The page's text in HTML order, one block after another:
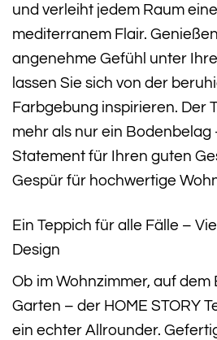
und verleiht jedem Raum
mediterranem Flair.
angenehme Gefühl unter
lassen Sie sich von der
Farbgebung inspirieren. Der
mehr als nur ein Bodenbelag
Statement für Ihren guten
Gespür für hochwertige
Ein Teppich für alle Fälle –
Design
Ob im Wohnzimmer, auf dem
Garten – der HOME STORY
ein echter Allrounder.